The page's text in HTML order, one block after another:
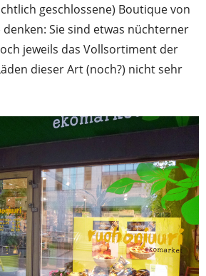
geschlossene) Boutique von
Sie sind etwas nüchterner
jeweils das Vollsortiment der
dieser Art (noch?) nicht sehr